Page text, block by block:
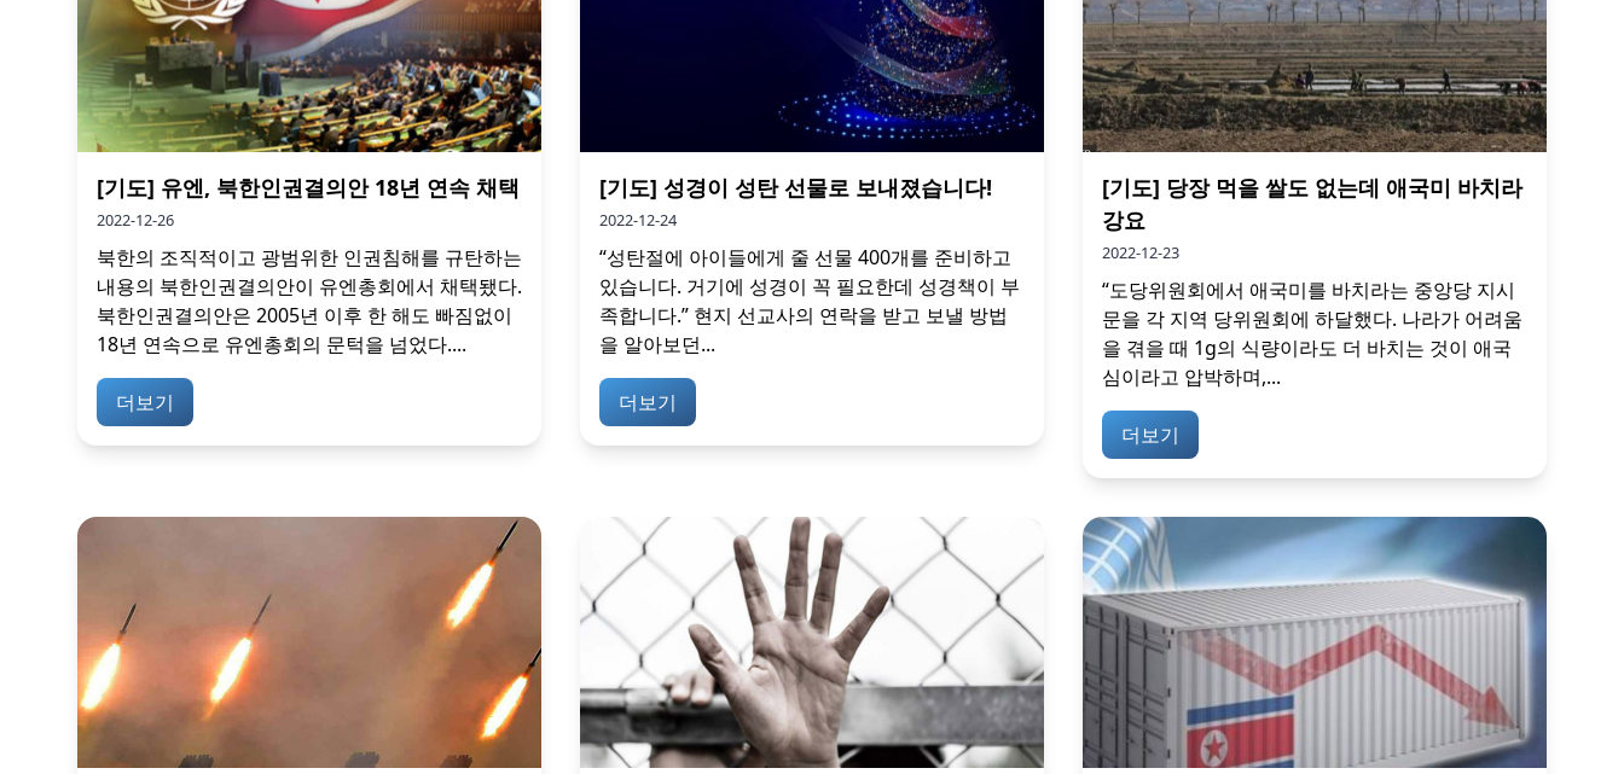
[기도] 유엔, 북한인권결의안 18년 연속 채택
2022-12-26
북한의 조직적이고 광범위한 인권침해를 규탄하는
내용의 북한인권결의안이 유엔총회에서 채택됐다.
북한인권결의안은 2005년 이후 한 해도 빠짐없이
18년 연속으로 유엔총회의 문턱을 넘었다....
더보기
[기도] 성경이 성탄 선물로 보내졌습니다!
2022-12-24
“성탄절에 아이들에게 줄 선물 400개를 준비하고
있습니다. 거기에 성경이 꼭 필요한데 성경책이 부
족합니다.” 현지 선교사의 연락을 받고 보낼 방법
을 알아보던...
더보기
[기도] 당장 먹을 쌀도 없는데 애국미 바치라
강요
2022-12-23
“도당위원회에서 애국미를 바치라는 중앙당 지시
문을 각 지역 당위원회에 하달했다. 나라가 어려움
을 겪을 때 1g의 식량이라도 더 바치는 것이 애국
심이라고 압박하며,...
더보기